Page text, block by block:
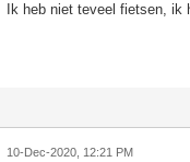
Ik heb niet teveel fietsen,
10-Dec-2020, 12:21 PM